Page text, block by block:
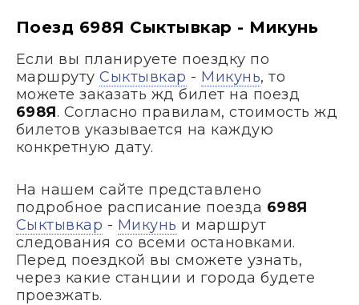
Поезд 698Я Сыктывкар - Микунь
Если вы планируете поездку по
маршрутуСыктывкар - Микунь, то
можете заказать жд билет на поезд
698Я. Согласно правилам, стоимость жд
билетов указывается на каждую
конкретную дату.
На нашем сайте представлено
подробное расписание поезда 698Я
Сыктывкар - Микунь и маршрут
следования со всеми остановками.
Перед поездкой вы сможете узнать,
через какие станции и города будете
проезжать.